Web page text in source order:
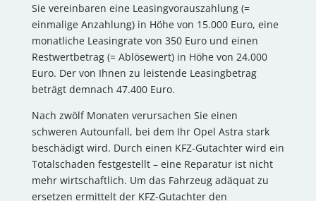
Sie vereinbaren eine Leasingvorauszahlung (=
einmalige Anzahlung) in Höhe von 15.000 Euro, eine
monatliche Leasingrate von 350 Euro und einen
Restwertbetrag (= Ablösewert) in Höhe von 24.000
Euro. Der von Ihnen zu leistende Leasingbetrag
beträgt demnach 47.400 Euro.
Nach zwölf Monaten verursachen Sie einen
schweren Autounfall, bei dem Ihr Opel Astra stark
beschädigt wird. Durch einen KFZ-Gutachter wird ein
Totalschaden festgestellt – eine Reparatur ist nicht
mehr wirtschaftlich. Um das Fahrzeug adäquat zu
ersetzen ermittelt der KFZ-Gutachter den